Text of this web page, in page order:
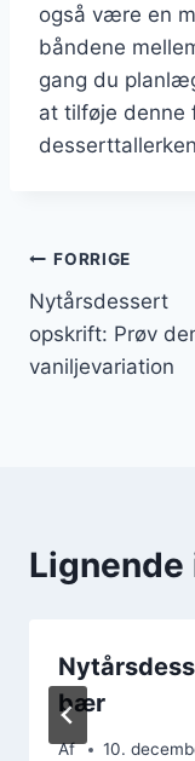
også være en
båndene
gang du
at tilføje denne
FORRIGE
Nytårsdessert
opskrift: Prøv
vaniljevariation
bær
Af 10.